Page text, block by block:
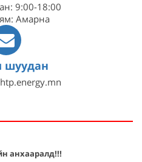
9:00-18:00
Амарна
шуудан
анхааралд!!!